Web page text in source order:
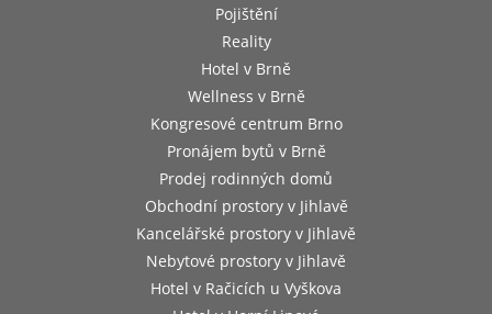
Pojištění
Reality
Hotel v Brně
Wellness v Brně
Kongresové centrum Brno
Pronájem bytů v Brně
Prodej rodinných domů
Obchodní prostory v Jihlavě
Kancelářské prostory v Jihlavě
Nebytové prostory v Jihlavě
Hotel v Račicích u Vyškova